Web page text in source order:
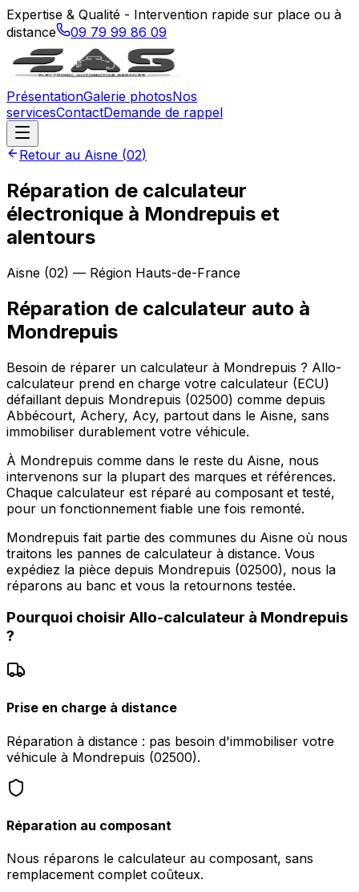
Expertise & Qualité - Intervention rapide sur place ou à
distance
09 79 99 86 09
PrésentationGalerie photosNos
servicesContactDemande de rappel
Retour au Aisne (02)
Réparation de calculateur
électronique à Mondrepuis et
alentours
Aisne (02) — Région Hauts-de-France
Réparation de calculateur auto à
Mondrepuis
Besoin de réparer un calculateur à Mondrepuis ? Allo-
calculateur prend en charge votre calculateur (ECU)
défaillant depuis Mondrepuis (02500) comme depuis
Abbécourt, Achery, Acy, partout dans le Aisne, sans
immobiliser durablement votre véhicule.
À Mondrepuis comme dans le reste du Aisne, nous
intervenons sur la plupart des marques et références.
Chaque calculateur est réparé au composant et testé,
pour un fonctionnement fiable une fois remonté.
Mondrepuis fait partie des communes du Aisne où nous
traitons les pannes de calculateur à distance. Vous
expédiez la pièce depuis Mondrepuis (02500), nous la
réparons au banc et vous la retournons testée.
Pourquoi choisir Allo-calculateur à Mondrepuis
?
Prise en charge à distance
Réparation à distance : pas besoin d'immobiliser votre
véhicule à Mondrepuis (02500).
Réparation au composant
Nous réparons le calculateur au composant, sans
remplacement complet coûteux.